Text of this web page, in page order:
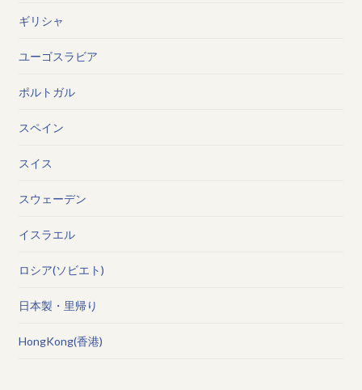
ギリシャ
ユーゴスラビア
ポルトガル
スペイン
スイス
スウェーデン
イスラエル
ロシア(ソビエト)
日本製・里帰り
HongKong(香港)